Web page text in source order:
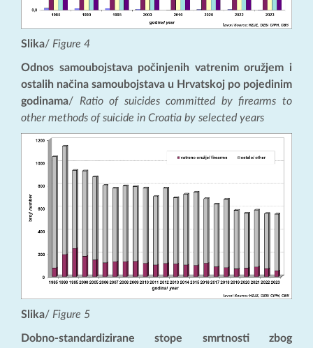
Slika/ Figure 4
Odnos samoubojstava počinjenih vatrenim oružjem i
ostalih načina samoubojstava u Hrvatskoj po pojedinim
godinama/ Ratio of suicides committed by firearms to
other methods of suicide in Croatia by selected years
Slika/ Figure 5
Dobno-standardizirane stope smrtnosti zbog